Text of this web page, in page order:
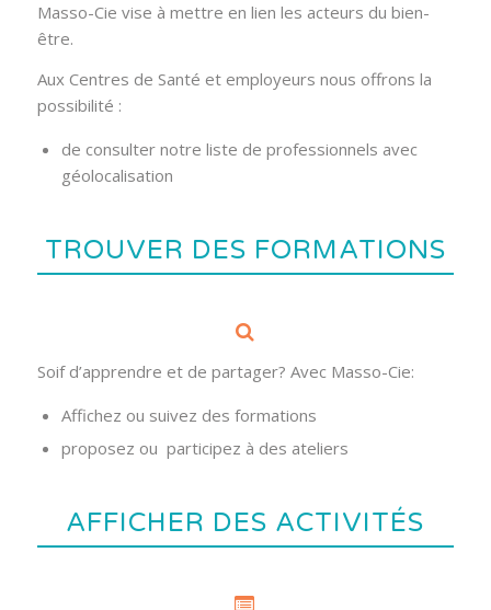
Masso-Cie vise à mettre en lien les acteurs du bien-
être.
Aux Centres de Santé et employeurs nous offrons la
possibilité :
de consulter notre liste de professionnels avec
géolocalisation
TROUVER DES FORMATIONS
Soif d’apprendre et de partager? Avec Masso-Cie:
Affichez ou suivez des formations
proposez ou participez à des ateliers
AFFICHER DES ACTIVITÉS